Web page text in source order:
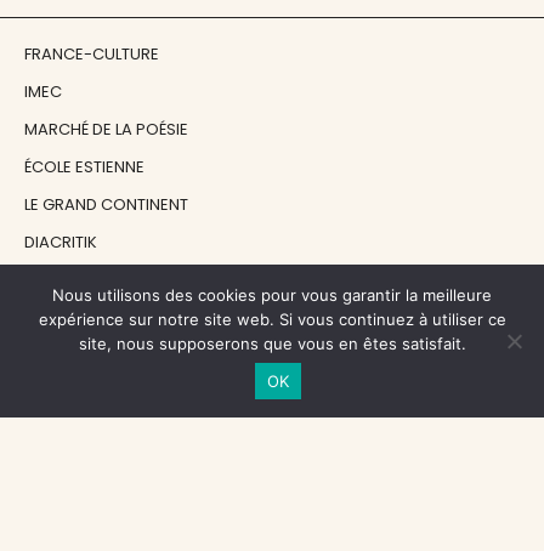
FRANCE-CULTURE
IMEC
MARCHÉ DE LA POÉSIE
ÉCOLE ESTIENNE
LE GRAND CONTINENT
DIACRITIK
NOS SOUTIENS
CENTRE NATIONAL DU LIVRE
Nous utilisons des cookies pour vous garantir la meilleure
expérience sur notre site web. Si vous continuez à utiliser ce
site, nous supposerons que vous en êtes satisfait.
OK